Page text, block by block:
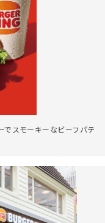
でスモーキーなビーフパテ